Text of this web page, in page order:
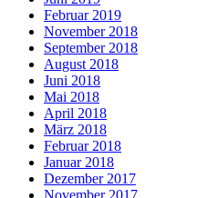
Februar 2019
November 2018
September 2018
August 2018
Juni 2018
Mai 2018
April 2018
März 2018
Februar 2018
Januar 2018
Dezember 2017